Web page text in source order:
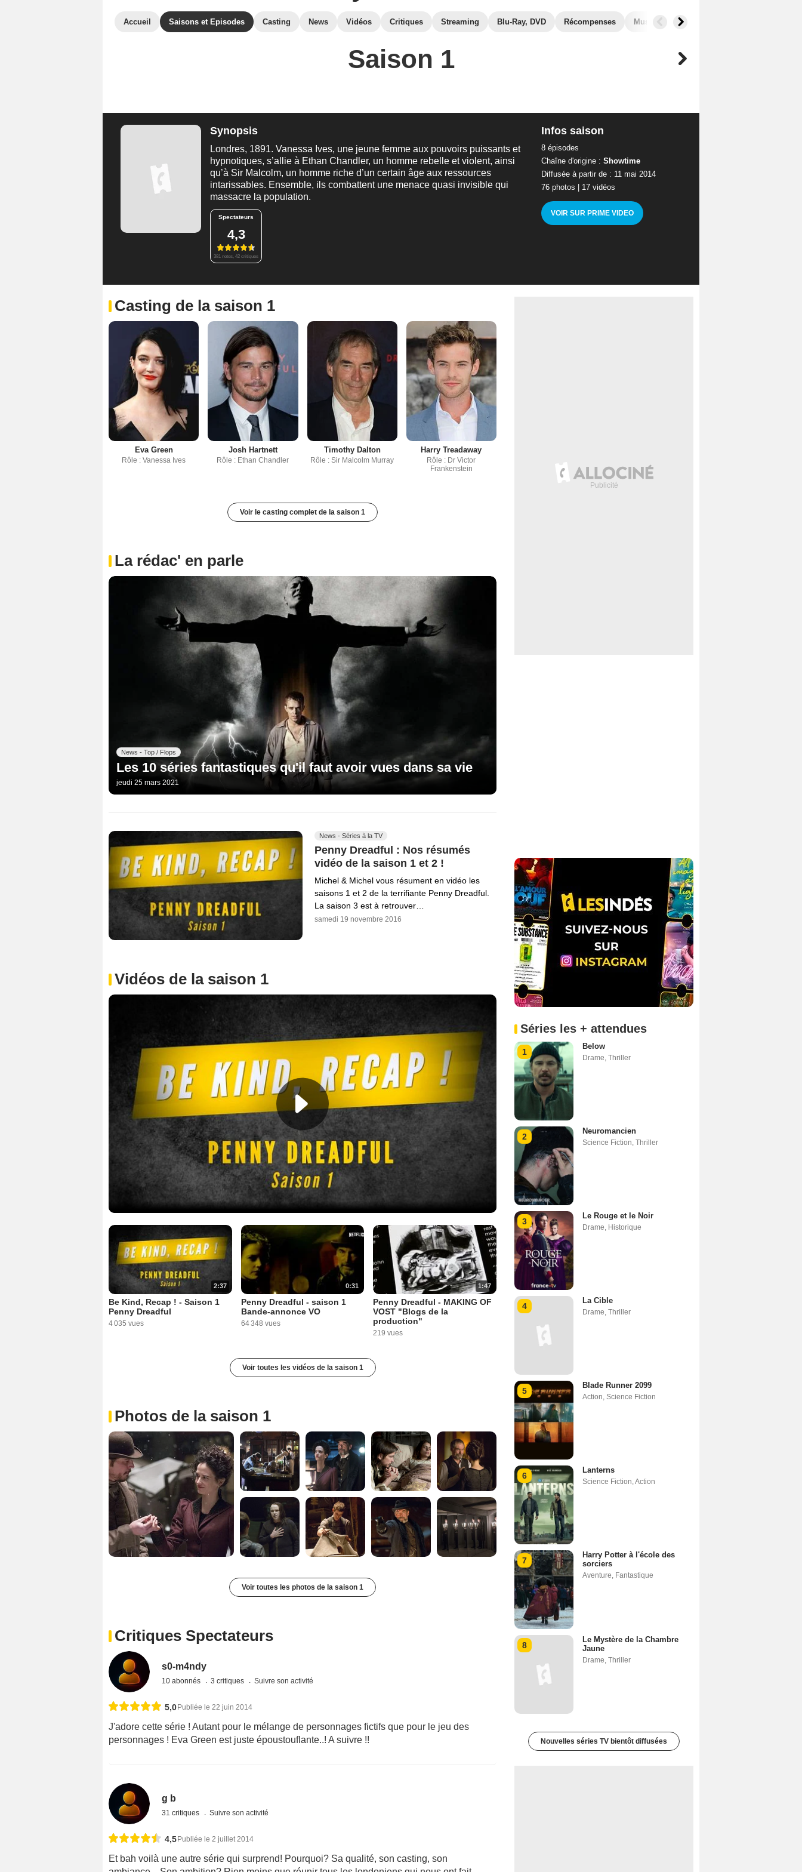
Accueil Saisons et Episodes Casting News Vidéos Critiques Streaming Blu-Ray, DVD Récompenses Musique Photos
Saison 1
Synopsis
Londres, 1891. Vanessa Ives, une jeune femme aux pouvoirs puissants et
hypnotiques, s’allie à Ethan Chandler, un homme rebelle et violent, ainsi
qu’à Sir Malcolm, un homme riche d’un certain âge aux ressources
intarissables. Ensemble, ils combattent une menace quasi invisible qui
massacre la population.
Spectateurs
4,3
381 notes, 42 critiques
Infos saison
8 épisodes
Chaîne d'origine : Showtime
Diffusée à partir de : 11 mai 2014
76 photos
17 vidéos
VOIR SUR PRIME VIDEO
Casting de la saison 1
Eva Green
Rôle : Vanessa Ives
Josh Hartnett
Rôle : Ethan Chandler
Timothy Dalton
Rôle : Sir Malcolm Murray
Harry Treadaway
Rôle : Dr Victor
Frankenstein
Voir le casting complet de la saison 1
La rédac' en parle
News - Top / Flops
Les 10 séries fantastiques qu'il faut avoir vues dans sa vie
jeudi 25 mars 2021
News - Séries à la TV
Penny Dreadful : Nos résumés
vidéo de la saison 1 et 2 !
Michel & Michel vous résument en vidéo les
saisons 1 et 2 de la terrifiante Penny Dreadful.
La saison 3 est à retrouver…
samedi 19 novembre 2016
Vidéos de la saison 1
2:37
Be Kind, Recap ! - Saison 1
Penny Dreadful
4 035 vues
0:31
Penny Dreadful - saison 1
Bande-annonce VO
64 348 vues
1:47
Penny Dreadful - MAKING OF
VOST "Blogs de la
production"
219 vues
Voir toutes les vidéos de la saison 1
Photos de la saison 1
Voir toutes les photos de la saison 1
Critiques Spectateurs
s0-m4ndy
10 abonnés 3 critiques Suivre son activité
5,0Publiée le 22 juin 2014
J'adore cette série ! Autant pour le mélange de personnages fictifs que pour le jeu des
personnages ! Eva Green est juste époustouflante..! A suivre !!
g b
31 critiques Suivre son activité
4,5Publiée le 2 juillet 2014
Et bah voilà une autre série qui surprend! Pourquoi? Sa qualité, son casting, son
Séries les + attendues
1
Below
Drame Thriller
2
Neuromancien
Science Fiction Thriller
3
Le Rouge et le Noir
Drame Historique
4
La Cible
Drame Thriller
5
Blade Runner 2099
Action Science Fiction
6
Lanterns
Science Fiction Action
7
Harry Potter à l'école des
sorciers
Aventure Fantastique
8
Le Mystère de la Chambre
Jaune
Drame Thriller
Nouvelles séries TV bientôt diffusées